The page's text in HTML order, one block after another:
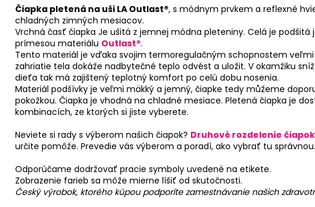
Čiapka pletená na uši LA Outlast®, s módnym prvkem a reflexné
chladných zimných mesiacov.
Vrchná časť čiapka Je ušitá z jemnej módna pleteniny. Celá je
prímesou materiálu Outlast®.
Tento materiál je vďaka svojim termoregulačným schopnostem
zahriatie tela dokáže nadbytečné teplo odvést a uložit. V okamžiku
dieťa tak má zajištený teplotný komfort po celú dobu nosenia.
Materiál podšívky je veľmi mäkký a jemný, čiapke tedy můžeme
pokožkou. Čiapka je vhodná na chladné mesiace. Pletená čiapka je
kombinacích, ze ktorých si jiste vyberete.
Neviete si rady s výberom našich čiapok? Druhové rozdelenie
určite pomôže. Prevedie vás výberom a poradí, ako vybrať tu správnou.
Odporúčame dodržovať pracie symboly uvedené na etikete.
Zobrazenie farieb sa môže mierne líšiť od skutočnosti.
Český výrobok, ktorého kúpou podporíte zamestnávanie našich